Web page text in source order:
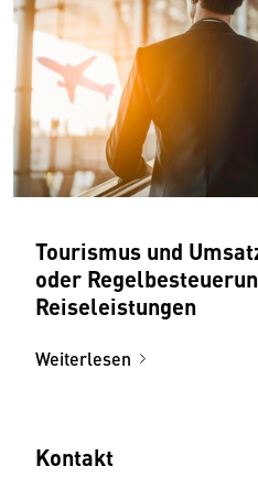
Tourismus und
oder
Reiseleistungen
Weiterlesen
Kontakt